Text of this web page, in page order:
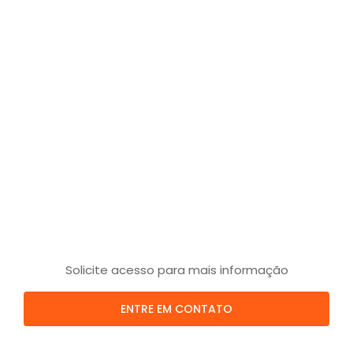
Solicite acesso para mais informação
ENTRE EM CONTATO